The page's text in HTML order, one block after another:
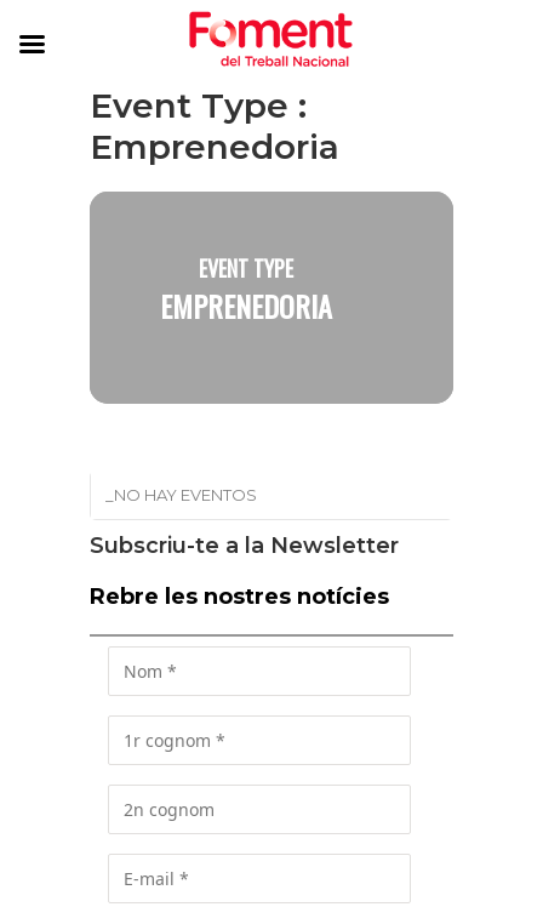
Event Type :
Emprenedoria
EVENT TYPE
EMPRENEDORIA
_NO HAY EVENTOS
Subscriu-te a la Newsletter
Rebre les nostres notícies